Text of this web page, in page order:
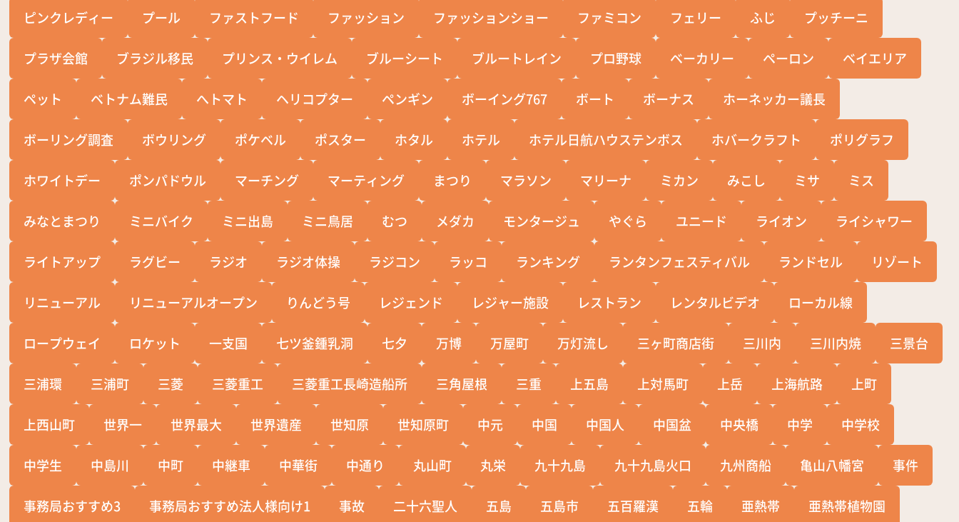
ピンクレディー プール ファストフード ファッション ファッションショー ファミコン フェリー ふじ プッチーニ
プラザ会館 ブラジル移民 プリンス・ウイレム ブルーシート ブルートレイン プロ野球 ベーカリー ペーロン ベイエリア
ペット ベトナム難民 へトマト ヘリコプター ペンギン ボーイング767 ボート ボーナス ホーネッカー議長
ボーリング調査 ボウリング ポケベル ポスター ホタル ホテル ホテル日航ハウステンボス ホバークラフト ポリグラフ
ホワイトデー ポンパドウル マーチング マーティング まつり マラソン マリーナ ミカン みこし ミサ ミス
みなとまつり ミニバイク ミニ出島 ミニ鳥居 むつ メダカ モンタージュ やぐら ユニード ライオン ライシャワー
ライトアップ ラグビー ラジオ ラジオ体操 ラジコン ラッコ ランキング ランタンフェスティバル ランドセル リゾート
リニューアル リニューアルオープン りんどう号 レジェンド レジャー施設 レストラン レンタルビデオ ローカル線
ロープウェイ ロケット 一支国 七ツ釜鍾乳洞 七夕 万博 万屋町 万灯流し 三ヶ町商店街 三川内 三川内焼 三景台
三浦環 三浦町 三菱 三菱重工 三菱重工長崎造船所 三角屋根 三重 上五島 上対馬町 上岳 上海航路 上町
上西山町 世界一 世界最大 世界遺産 世知原 世知原町 中元 中国 中国人 中国盆 中央橋 中学 中学校
中学生 中島川 中町 中継車 中華街 中通り 丸山町 丸栄 九十九島 九十九島火口 九州商船 亀山八幡宮 事件
事務局おすすめ3 事務局おすすめ法人様向け1 事故 二十六聖人 五島 五島市 五百羅漢 五輪 亜熱帯 亜熱帯植物園